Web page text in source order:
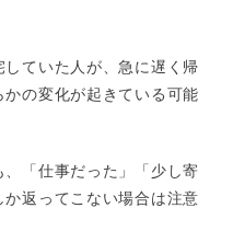
ていた人が、急に遅く帰
の変化が起きている可能
「仕事だった」「少し寄
返ってこない場合は注意